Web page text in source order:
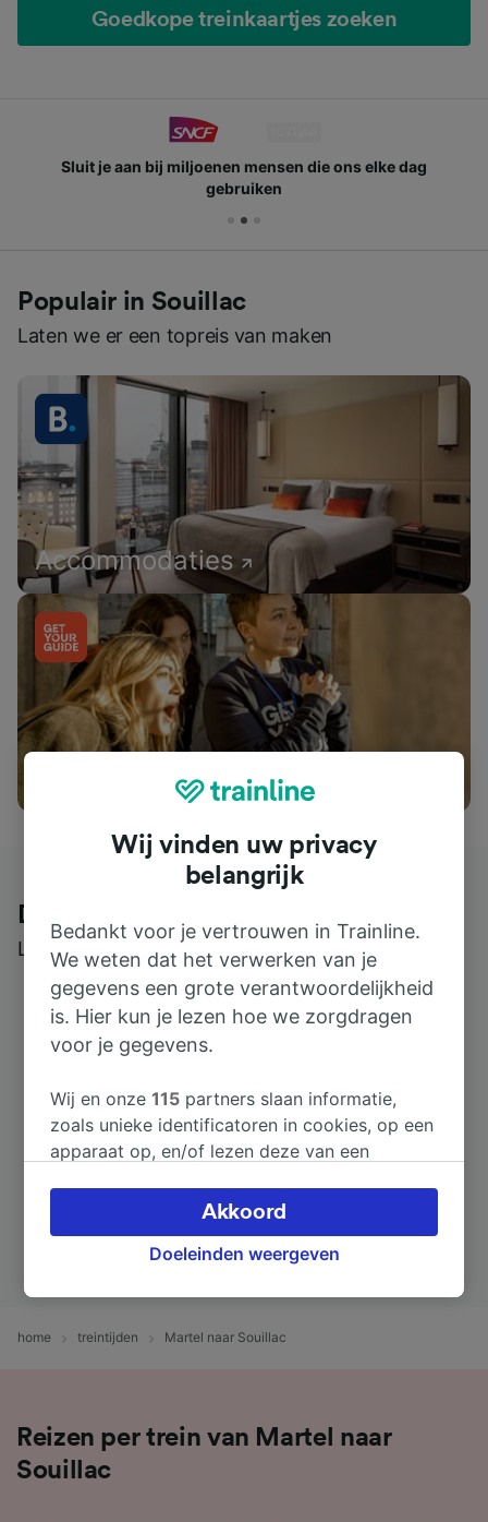
Goedkope treinkaartjes zoeken
Sluit je aan bij miljoenen mensen die ons elke dag
gebruiken
Populair in Souillac
Laten we er een topreis van maken
Accommodaties
Wat te doen
Dit zeggen klanten over Trainline
Lees echte beoordelingen van echte gebruikers
home treintijden Martel naar Souillac
Reizen per trein van Martel naar
Souillac
Wij vinden uw privacy
belangrijk
Bedankt voor je vertrouwen in Trainline.
We weten dat het verwerken van je
gegevens een grote verantwoordelijkheid
is. Hier kun je lezen hoe we zorgdragen
voor je gegevens.
Wij en onze115 partners slaan informatie,
zoals unieke identificatoren in cookies, op een
apparaat op, en/of lezen deze van een
verwerken. Je kunt je instellingen bevestigen
of wijzigen door hieronder te klikken.
Daaronder valt ook je recht om bezwaar te
belangen wordt gemaakt. Je kunt deze
doorgegeven en hebben geen invloed op
browsegegevens. Je gegevens worden niet
Doeleinden weergeven
Akkoord